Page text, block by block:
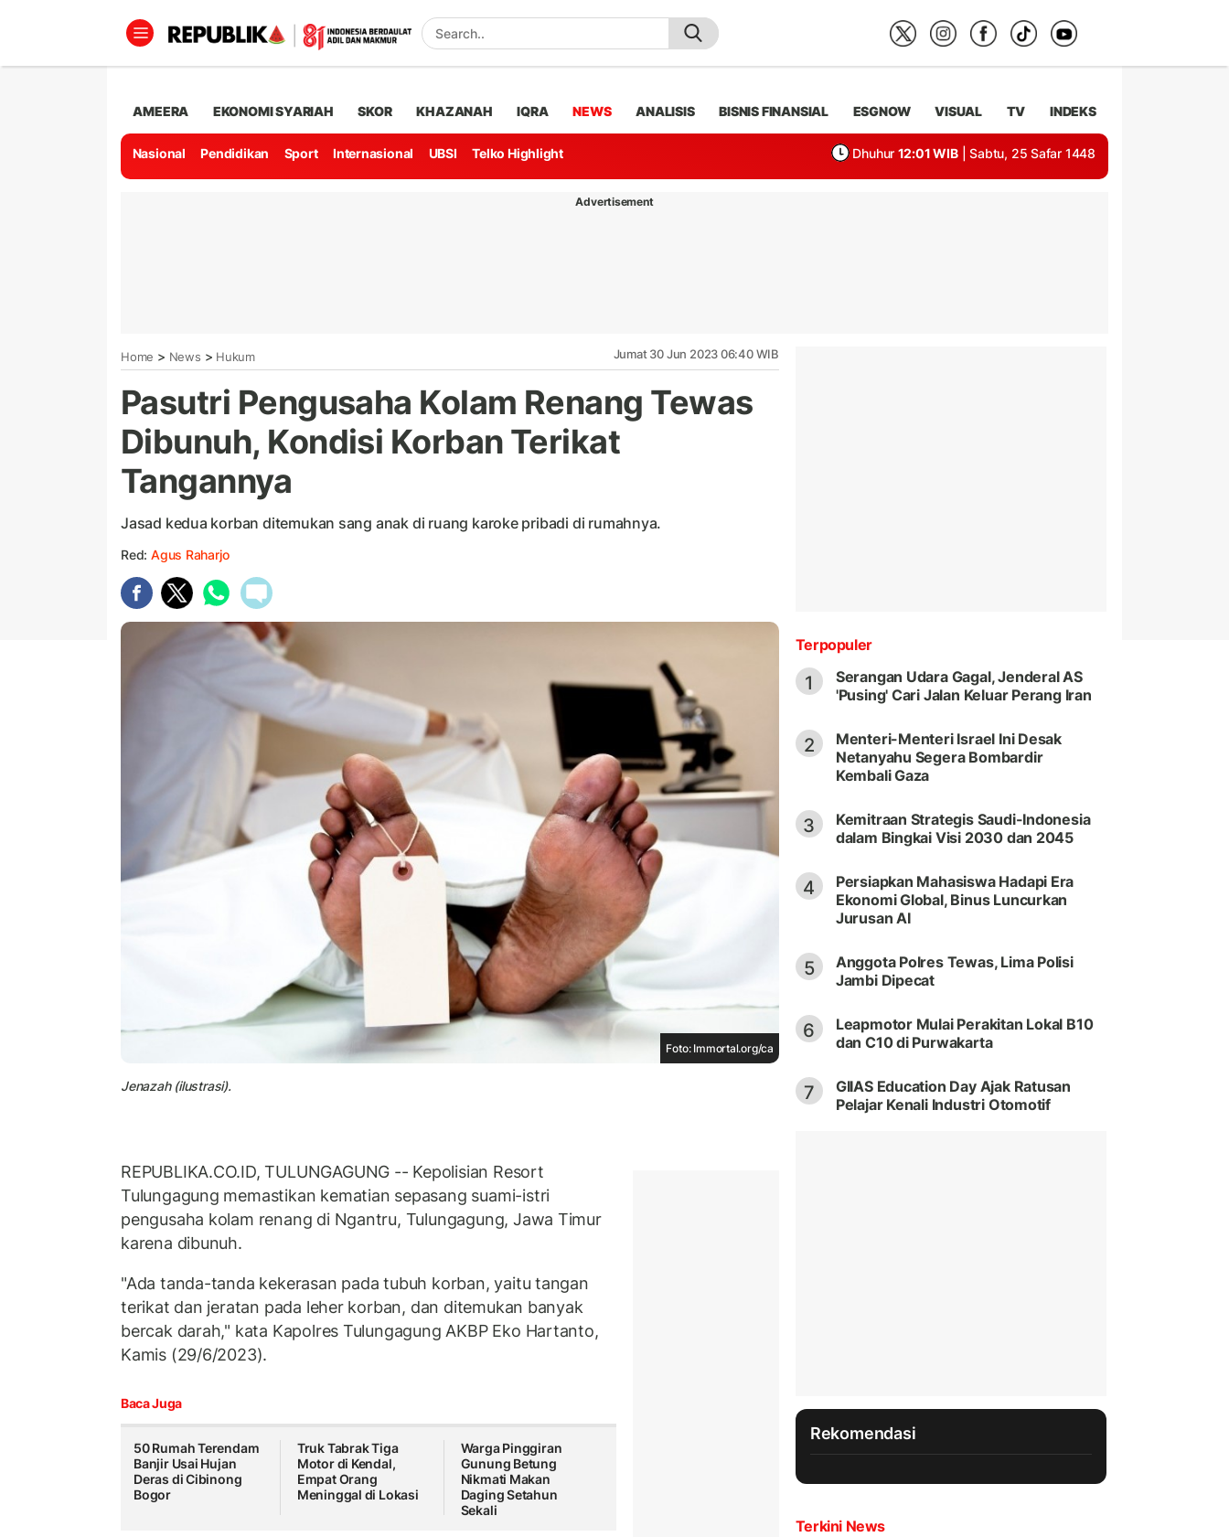
AMEERA EKONOMI SYARIAH SKOR KHAZANAH IQRA NEWS ANALISIS BISNIS FINANSIAL ESGNOW VISUAL TV INDEKS
Nasional Pendidikan Sport Internasional UBSI Telko Highlight Dhuhur 12:01 WIB | Sabtu, 25 Safar 1448
Advertisement
Home > News > Hukum Jumat 30 Jun 2023 06:40 WIB
Pasutri Pengusaha Kolam Renang Tewas
Dibunuh, Kondisi Korban Terikat
Tangannya
Jasad kedua korban ditemukan sang anak di ruang karoke pribadi di rumahnya.
Red: Agus Raharjo
Foto: Immortal.org/ca
Jenazah (ilustrasi).
REPUBLIKA.CO.ID, TULUNGAGUNG -- Kepolisian Resort
Tulungagung memastikan kematian sepasang suami-istri
pengusaha kolam renang di Ngantru, Tulungagung, Jawa Timur
karena dibunuh.
"Ada tanda-tanda kekerasan pada tubuh korban, yaitu tangan
terikat dan jeratan pada leher korban, dan ditemukan banyak
bercak darah," kata Kapolres Tulungagung AKBP Eko Hartanto,
Kamis (29/6/2023).
Baca Juga
50 Rumah Terendam
Banjir Usai Hujan
Deras di Cibinong
Bogor
Truk Tabrak Tiga
Motor di Kendal,
Empat Orang
Meninggal di Lokasi
Warga Pinggiran
Gunung Betung
Nikmati Makan
Daging Setahun
Sekali
Terpopuler
1
Serangan Udara Gagal, Jenderal AS
'Pusing' Cari Jalan Keluar Perang Iran
2
Menteri-Menteri Israel Ini Desak
Netanyahu Segera Bombardir
Kembali Gaza
3
Kemitraan Strategis Saudi-Indonesia
dalam Bingkai Visi 2030 dan 2045
4
Persiapkan Mahasiswa Hadapi Era
Ekonomi Global, Binus Luncurkan
Jurusan AI
5
Anggota Polres Tewas, Lima Polisi
Jambi Dipecat
6
Leapmotor Mulai Perakitan Lokal B10
dan C10 di Purwakarta
7
GIIAS Education Day Ajak Ratusan
Pelajar Kenali Industri Otomotif
Rekomendasi
Terkini News